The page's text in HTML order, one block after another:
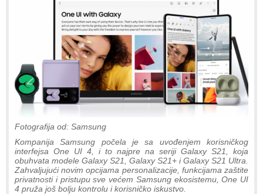
Fotografija od: Samsung
Kompanija Samsung počela je sa uvođenjem korisničkog
interfejsa One UI 4, i to najpre na seriji Galaxy S21, koja
obuhvata modele Galaxy S21, Galaxy S21+ i Galaxy S21 Ultra.
Zahvaljujući novim opcijama personalizacije, funkcijama zaštite
privatnosti i pristupu sve većem Samsung ekosistemu, One UI
4 pruža još bolju kontrolu i korisničko iskustvo.